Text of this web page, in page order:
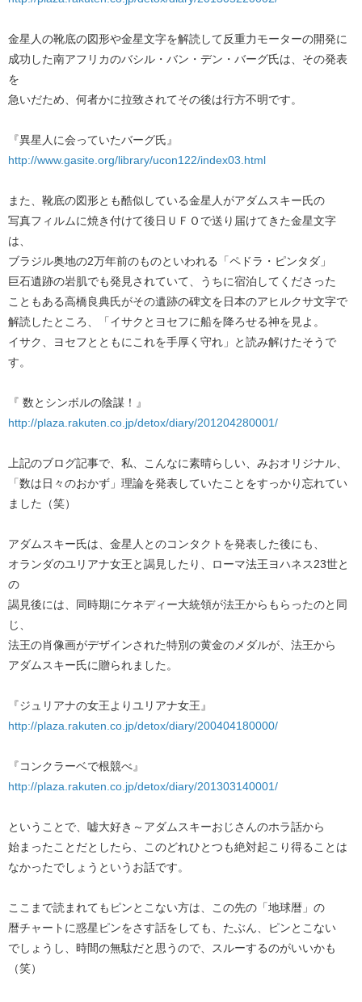
金星人の靴底の図形や金星文字を解読して反重力モーターの開発に
成功した南アフリカのバシル・バン・デン・バーグ氏は、その発表
を
急いだため、何者かに拉致されてその後は行方不明です。
『異星人に会っていたバーグ氏』
http://www.gasite.org/library/ucon122/index03.html
また、靴底の図形とも酷似している金星人がアダムスキー氏の
写真フィルムに焼き付けて後日ＵＦＯで送り届けてきた金星文字
は、
ブラジル奥地の2万年前のものといわれる「ペドラ・ピンタダ」
巨石遺跡の岩肌でも発見されていて、うちに宿泊してくださった
こともある高橋良典氏がその遺跡の碑文を日本のアヒルクサ文字で
解読したところ、「イサクとヨセフに船を降ろせる神を見よ。
イサク、ヨセフとともにこれを手厚く守れ」と読み解けたそうで
す。
『 数とシンボルの陰謀！』
http://plaza.rakuten.co.jp/detox/diary/201204280001/
上記のブログ記事で、私、こんなに素晴らしい、みおオリジナル、
「数は日々のおかず」理論を発表していたことをすっかり忘れてい
ました（笑）
アダムスキー氏は、金星人とのコンタクトを発表した後にも、
オランダのユリアナ女王と謁見したり、ローマ法王ヨハネス23世と
の
謁見後には、同時期にケネディー大統領が法王からもらったのと同
じ、
法王の肖像画がデザインされた特別の黄金のメダルが、法王から
アダムスキー氏に贈られました。
『ジュリアナの女王よりユリアナ女王』
http://plaza.rakuten.co.jp/detox/diary/200404180000/
『コンクラーベで根競べ』
http://plaza.rakuten.co.jp/detox/diary/201303140001/
ということで、嘘大好き～アダムスキーおじさんのホラ話から
始まったことだとしたら、このどれひとつも絶対起こり得ることは
なかったでしょうというお話です。
ここまで読まれてもピンとこない方は、この先の「地球暦」の
暦チャートに惑星ピンをさす話をしても、たぶん、ピンとこない
でしょうし、時間の無駄だと思うので、スルーするのがいいかも
（笑）